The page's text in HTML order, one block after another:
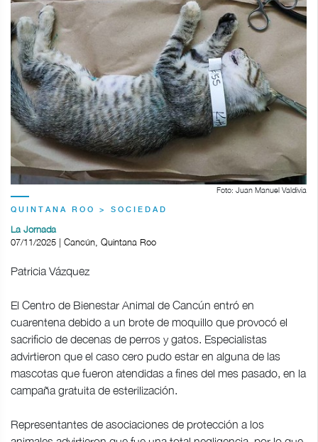
Foto: Juan Manuel Valdivia
QUINTANA ROO > SOCIEDAD
La Jornada
07/11/2025 | Cancún, Quintana Roo
Patricia Vázquez
El Centro de Bienestar Animal de Cancún entró en
cuarentena debido a un brote de moquillo que provocó el
sacrificio de decenas de perros y gatos. Especialistas
advirtieron que el caso cero pudo estar en alguna de las
mascotas que fueron atendidas a fines del mes pasado, en la
campaña gratuita de esterilización.
Representantes de asociaciones de protección a los